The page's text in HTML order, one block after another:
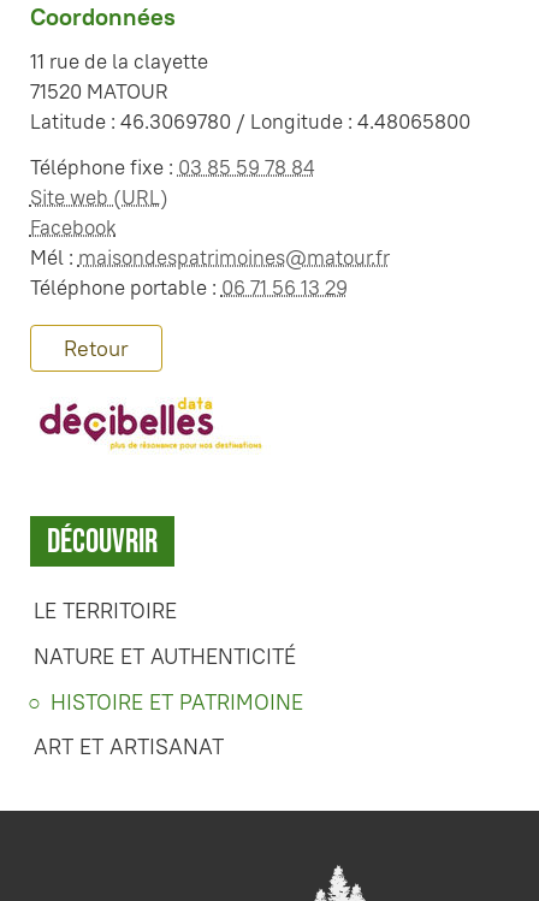
Découvrir
LE TERRITOIRE
NATURE ET AUTHENTICITÉ
HISTOIRE ET PATRIMOINE
ART ET ARTISANAT
Coordonnées
11 rue de la clayette
71520 MATOUR
Latitude : 46.3069780 / Longitude : 4.48065800
Téléphone fixe : 03 85 59 78 84
Site web (URL)
Facebook
Mél : maisondespatrimoines@matour.fr
Téléphone portable : 06 71 56 13 29
Retour